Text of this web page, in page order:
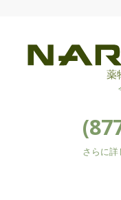
薬
さらに